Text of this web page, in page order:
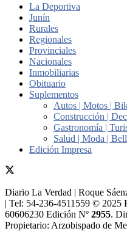
La Deportiva
Junín
Rurales
Regionales
Provinciales
Nacionales
Inmobiliarias
Obituario
Suplementos
Autos | Motos |
Construcción |
Gastronomía |
Salud | Moda |
Edición Impresa
Diario La Verdad | Roque
| Tel: 54-236-4511559 © 2025
60606230 Edición Nº 2955.
Propietario:​ Arzobispado de